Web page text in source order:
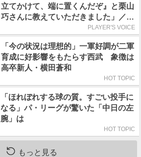
立てかけて、端に置くんだぞ』と栗山
巧さんに教えていただきました」／憧
PLAYER'S VOICE
「今の状況は理想的」一軍好調が二軍
育成に好影響をもたらす西武 象徴は
高卒新人・横田蒼和
HOT TOPIC
「ほれぼれする球の質。すごい投手に
なる」パ・リーグが驚いた「中日の左
腕」は
HOT TOPIC
もっと見る